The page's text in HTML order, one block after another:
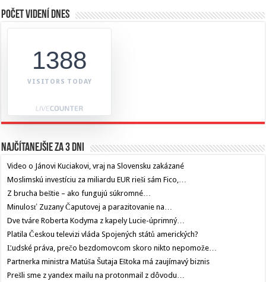
Počet videní dnes
1388
VISITORS TODAY
Najčítanejšie za 3 dni
Video o Jánovi Kuciakovi, vraj na Slovensku zakázané
Moslimskú investíciu za miliardu EUR rieši sám Fico,…
Z brucha beštie – ako fungujú súkromné…
Minulosť Zuzany Čaputovej a parazitovanie na…
Dve tváre Roberta Kodyma z kapely Lucie-úprimný…
Platila Českou televizi vláda Spojených států amerických?
Ľudské práva, prečo bezdomovcom skoro nikto nepomože…
Partnerka ministra Matúša Šutaja Eštoka má zaujímavý biznis
Prešli sme z yandex mailu na protonmail z dôvodu…